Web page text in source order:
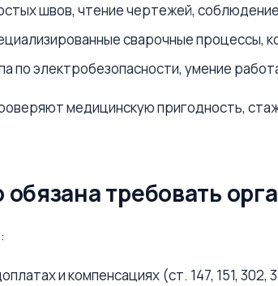
швов, чтение чертежей,
сварочные процессы,
электробезопасности, умение
медицинскую пригодность,
требовать
и компенсациях (ст. 147, 151, 302,